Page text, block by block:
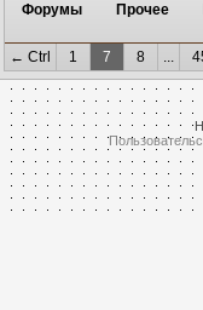
Форумы Прочее
← Ctrl 1 7 8 ...